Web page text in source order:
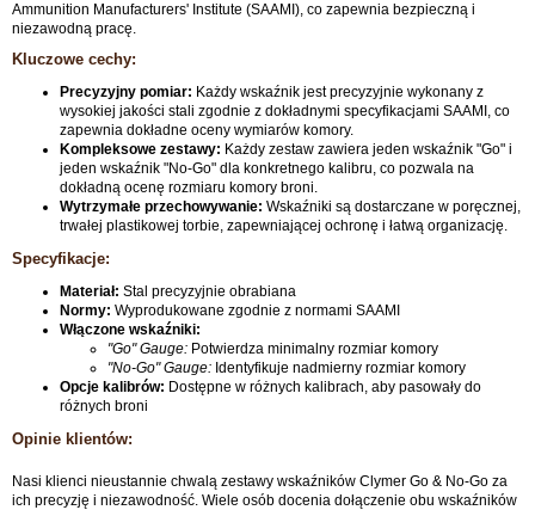
Ammunition Manufacturers' Institute (SAAMI), co zapewnia bezpieczną i
niezawodną pracę.
Kluczowe cechy:
Precyzyjny pomiar: Każdy wskaźnik jest precyzyjnie wykonany z
wysokiej jakości stali zgodnie z dokładnymi specyfikacjami SAAMI, co
zapewnia dokładne oceny wymiarów komory.
Kompleksowe zestawy: Każdy zestaw zawiera jeden wskaźnik "Go" i
jeden wskaźnik "No-Go" dla konkretnego kalibru, co pozwala na
dokładną ocenę rozmiaru komory broni.
Wytrzymałe przechowywanie: Wskaźniki są dostarczane w poręcznej,
trwałej plastikowej torbie, zapewniającej ochronę i łatwą organizację.
Specyfikacje:
Materiał: Stal precyzyjnie obrabiana
Normy: Wyprodukowane zgodnie z normami SAAMI
Włączone wskaźniki:
"Go" Gauge: Potwierdza minimalny rozmiar komory
"No-Go" Gauge: Identyfikuje nadmierny rozmiar komory
Opcje kalibrów: Dostępne w różnych kalibrach, aby pasowały do
różnych broni
Opinie klientów:
Nasi klienci nieustannie chwalą zestawy wskaźników Clymer Go & No-Go za
ich precyzję i niezawodność. Wiele osób docenia dołączenie obu wskaźników